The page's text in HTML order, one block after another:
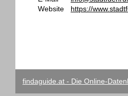
Website
https://
findaguide.at - Die Online-